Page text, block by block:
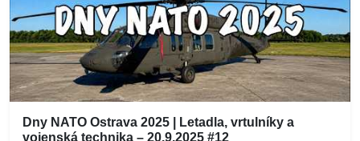
Dny NATO Ostrava 2025 | Letadla, vrtulníky a
vojenská technika – 20.9.2025 #12